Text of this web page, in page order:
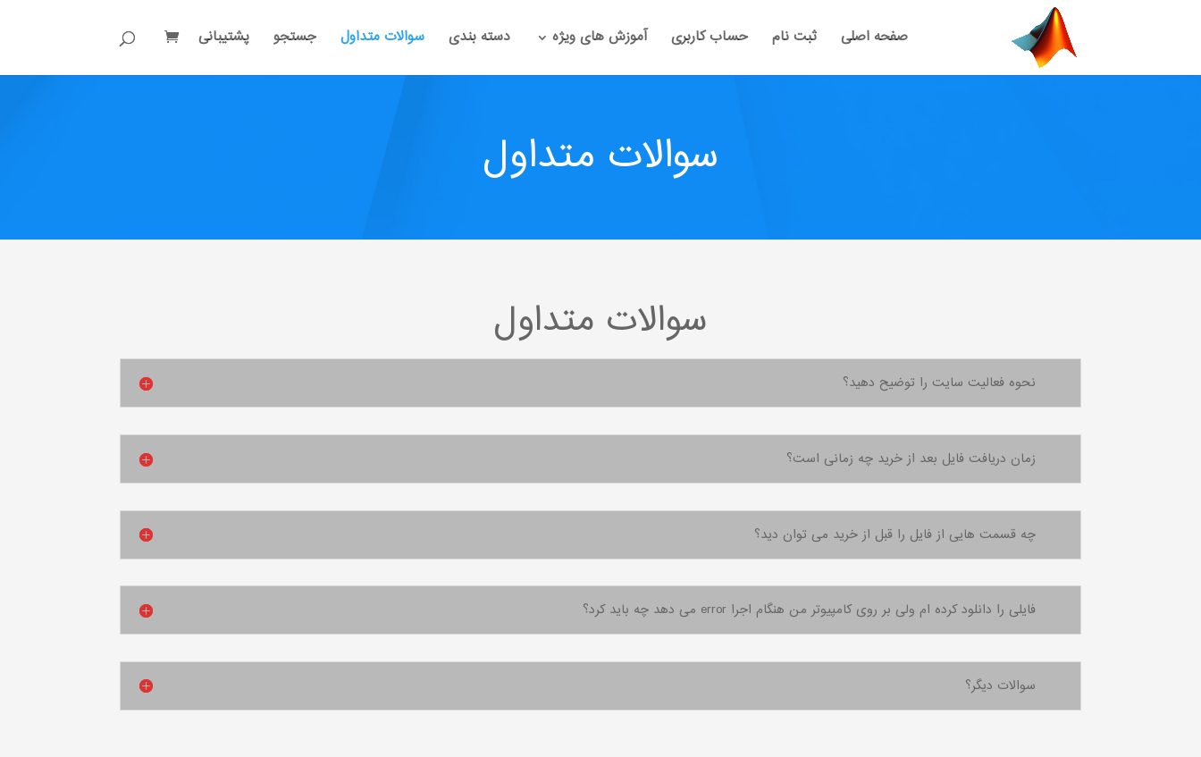
صفحه اصلی ثبت نام حساب کاربری آموزش های ویژه دسته بندی سوالات متداول جستجو پشتیبانی
سوالات متداول
سوالات متداول
نحوه فعالیت سایت را توضیح دهید؟
زمان دریافت فایل بعد از خرید چه زمانی است؟
چه قسمت هایی از فایل را قبل از خرید می توان دید؟
فایلی را دانلود کرده ام ولی بر روی کامپیوتر من هنگام اجرا error می دهد چه باید کرد؟
سوالات دیگر؟